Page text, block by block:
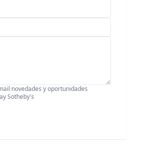
novedades y oportunidades
Sotheby's